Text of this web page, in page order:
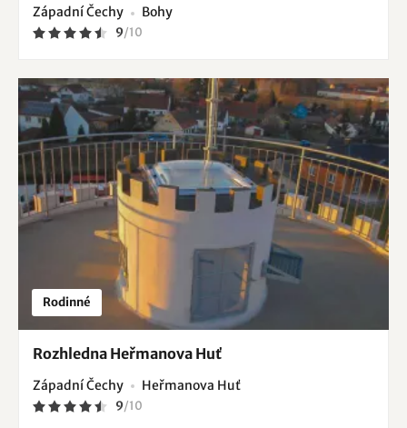
Západní Čechy Bohy
9/10
Rodinné
Rozhledna Heřmanova Huť
Západní Čechy Heřmanova Huť
9/10